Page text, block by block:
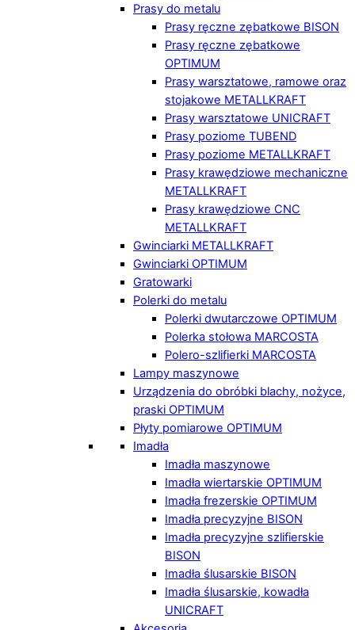
Prasy do metalu
Prasy ręczne zębatkowe BISON
Prasy ręczne zębatkowe
OPTIMUM
Prasy warsztatowe, ramowe oraz
stojakowe METALLKRAFT
Prasy warsztatowe UNICRAFT
Prasy poziome TUBEND
Prasy poziome METALLKRAFT
Prasy krawędziowe mechaniczne
METALLKRAFT
Prasy krawędziowe CNC
METALLKRAFT
Gwinciarki METALLKRAFT
Gwinciarki OPTIMUM
Gratowarki
Polerki do metalu
Polerki dwutarczowe OPTIMUM
Polerka stołowa MARCOSTA
Polero-szlifierki MARCOSTA
Lampy maszynowe
Urządzenia do obróbki blachy, nożyce,
praski OPTIMUM
Płyty pomiarowe OPTIMUM
Imadła
Imadła maszynowe
Imadła wiertarskie OPTIMUM
Imadła frezerskie OPTIMUM
Imadła precyzyjne BISON
Imadła precyzyjne szlifierskie
BISON
Imadła ślusarskie BISON
Imadła ślusarskie, kowadła
UNICRAFT